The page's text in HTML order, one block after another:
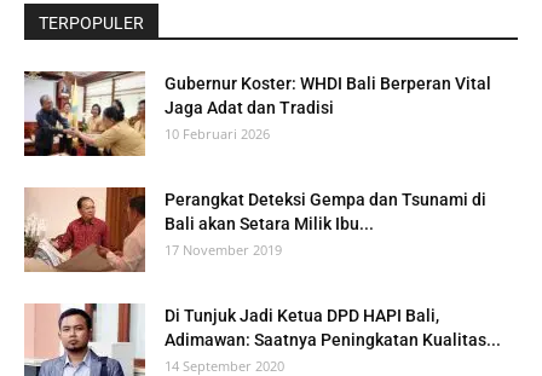
TERPOPULER
Gubernur Koster: WHDI Bali Berperan Vital
Jaga Adat dan Tradisi
10 Februari 2026
Perangkat Deteksi Gempa dan Tsunami di
Bali akan Setara Milik Ibu...
17 November 2019
Di Tunjuk Jadi Ketua DPD HAPI Bali,
Adimawan: Saatnya Peningkatan Kualitas...
14 September 2020